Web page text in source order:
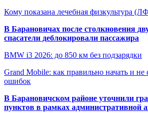
Кому показана лечебная физкультура
В Барановичах после столкновения
спасатели деблокировали пассажира
BMW i3 2026: до 850 км без подзарядки
Grand Mobile: как правильно начать и
ошибок
В Барановичском районе уточнили
пунктов в рамках административной